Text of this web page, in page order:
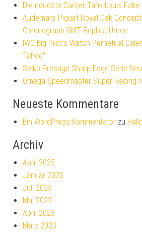
Die neueste Cartier Tank Louis Fake
Audemars Piguet Royal Oak
Chronograph GMT Replica Uhren
IWC Big Pilot’s Watch Perpetual
Tahoe“
Seiko Presage Sharp Edge Serie
Omega Speedmaster Super Racing
Neueste Kommentare
Ein WordPress-Kommentator zu
Archiv
April 2025
Januar 2025
Juli 2023
Mai 2023
April 2023
März 2023